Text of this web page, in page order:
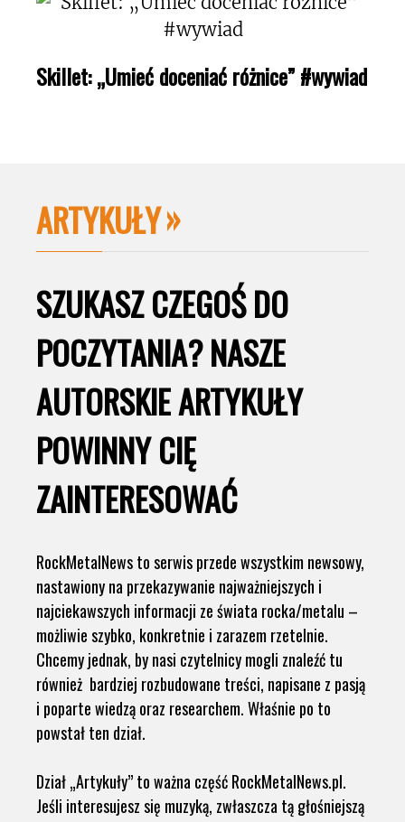
Skillet: „Umieć doceniać różnice” #wywiad
ARTYKUŁY
SZUKASZ CZEGOŚ DO
POCZYTANIA? NASZE
AUTORSKIE ARTYKUŁY
POWINNY CIĘ
ZAINTERESOWAĆ
RockMetalNews to serwis przede wszystkim newsowy,
nastawiony na przekazywanie najważniejszych i
najciekawszych informacji ze świata rocka/metalu –
możliwie szybko, konkretnie i zarazem rzetelnie.
Chcemy jednak, by nasi czytelnicy mogli znaleźć tu
również bardziej rozbudowane treści, napisane z pasją
i poparte wiedzą oraz researchem. Właśnie po to
powstał ten dział.
Dział „Artykuły” to ważna część RockMetalNews.pl.
Jeśli interesujesz się muzyką, zwłaszcza tą głośniejszą